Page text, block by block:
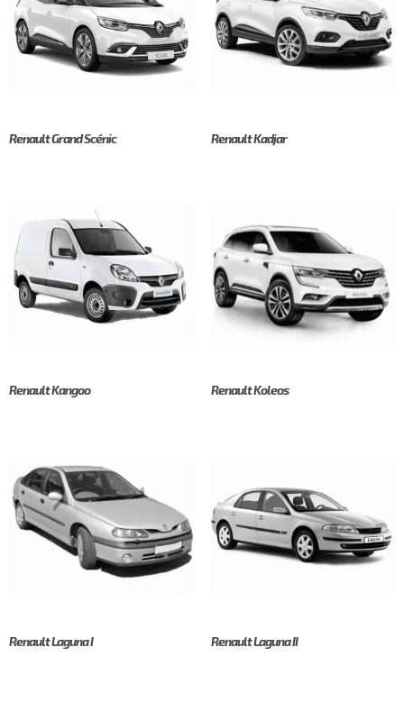
Renault Grand Scénic Renault Kadjar
Renault Kangoo Renault Koleos
Renault Laguna I Renault Laguna II